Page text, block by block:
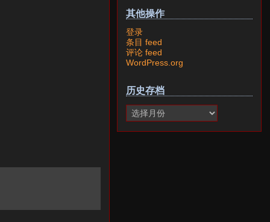
其他操作
登录
条目 feed
评论 feed
WordPress.org
历史存档